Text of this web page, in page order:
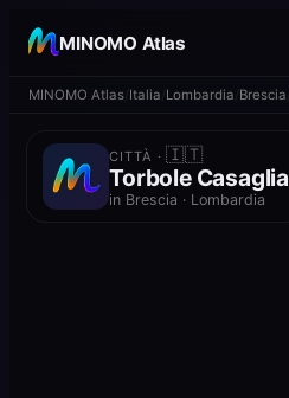
MINOMO Atlas
MINOMO Atlas Italia Lombardia Brescia
CITTÀ ·🇮🇹
Torbole Casaglia
in Brescia · Lombardia